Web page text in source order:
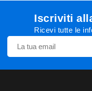
Iscriviti
Ricevi tutte le